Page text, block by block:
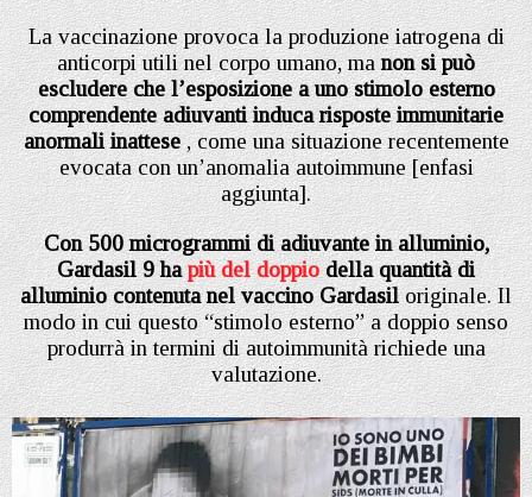
La vaccinazione provoca la produzione iatrogena di
anticorpi utili nel corpo umano, manon si può
escludere che l’esposizione a uno stimolo esterno
comprendente adiuvanti induca risposte immunitarie
anormali inattese, come una situazione recentemente
evocata con un’anomalia autoimmune [enfasi
aggiunta].
Con 500 microgrammi di adiuvante in alluminio,
Gardasil 9 hapiù del doppiodella quantità di
alluminio contenuta nel vaccino Gardasiloriginale. Il
modo in cui questo “stimolo esterno” a doppio senso
produrrà in termini di autoimmunità richiede una
valutazione.